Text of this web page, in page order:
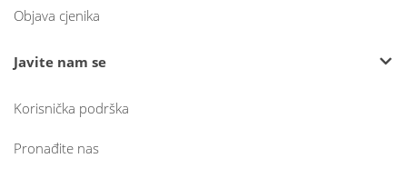
Objava cjenika
Javite nam se
Korisnička podrška
Pronađite nas